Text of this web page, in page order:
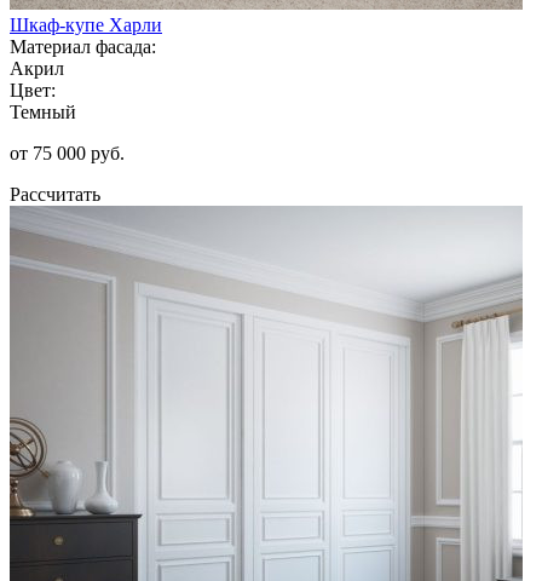
Шкаф-купе Харли
Материал фасада:
Акрил
Цвет:
Темный
от 75 000 руб.
Рассчитать